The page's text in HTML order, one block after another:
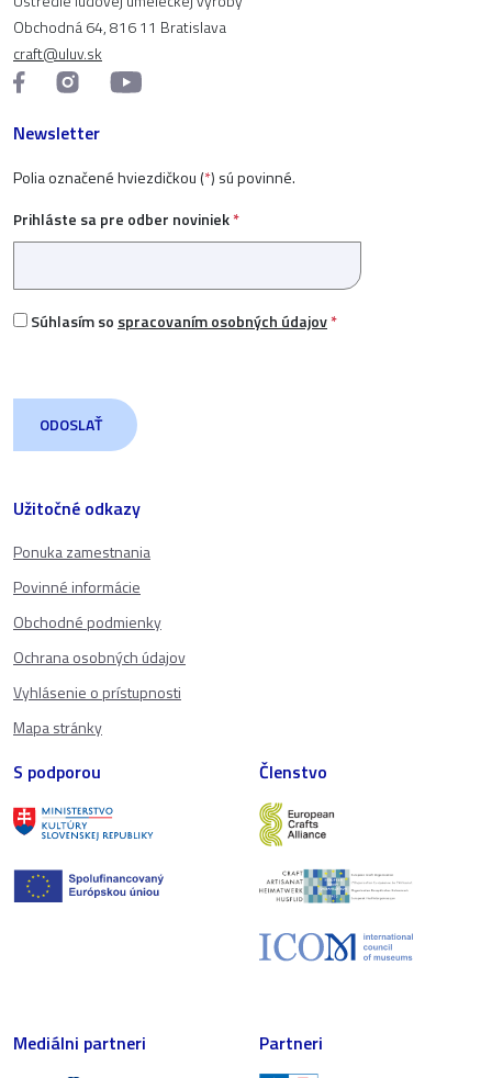
Užitočné odkazy
Ponuka zamestnania
Povinné informácie
Obchodné podmienky
Ochrana osobných údajov
Vyhlásenie o prístupnosti
Mapa stránky
Obchodná 64, 816 11 Bratislava
craft@uluv.sk
Newsletter
Polia označené hviezdičkou (*) sú povinné.
Prihláste sa pre odber noviniek*
Súhlasím so spracovaním osobných údajov*
S podporou Členstvo
Mediálni partneri Partneri